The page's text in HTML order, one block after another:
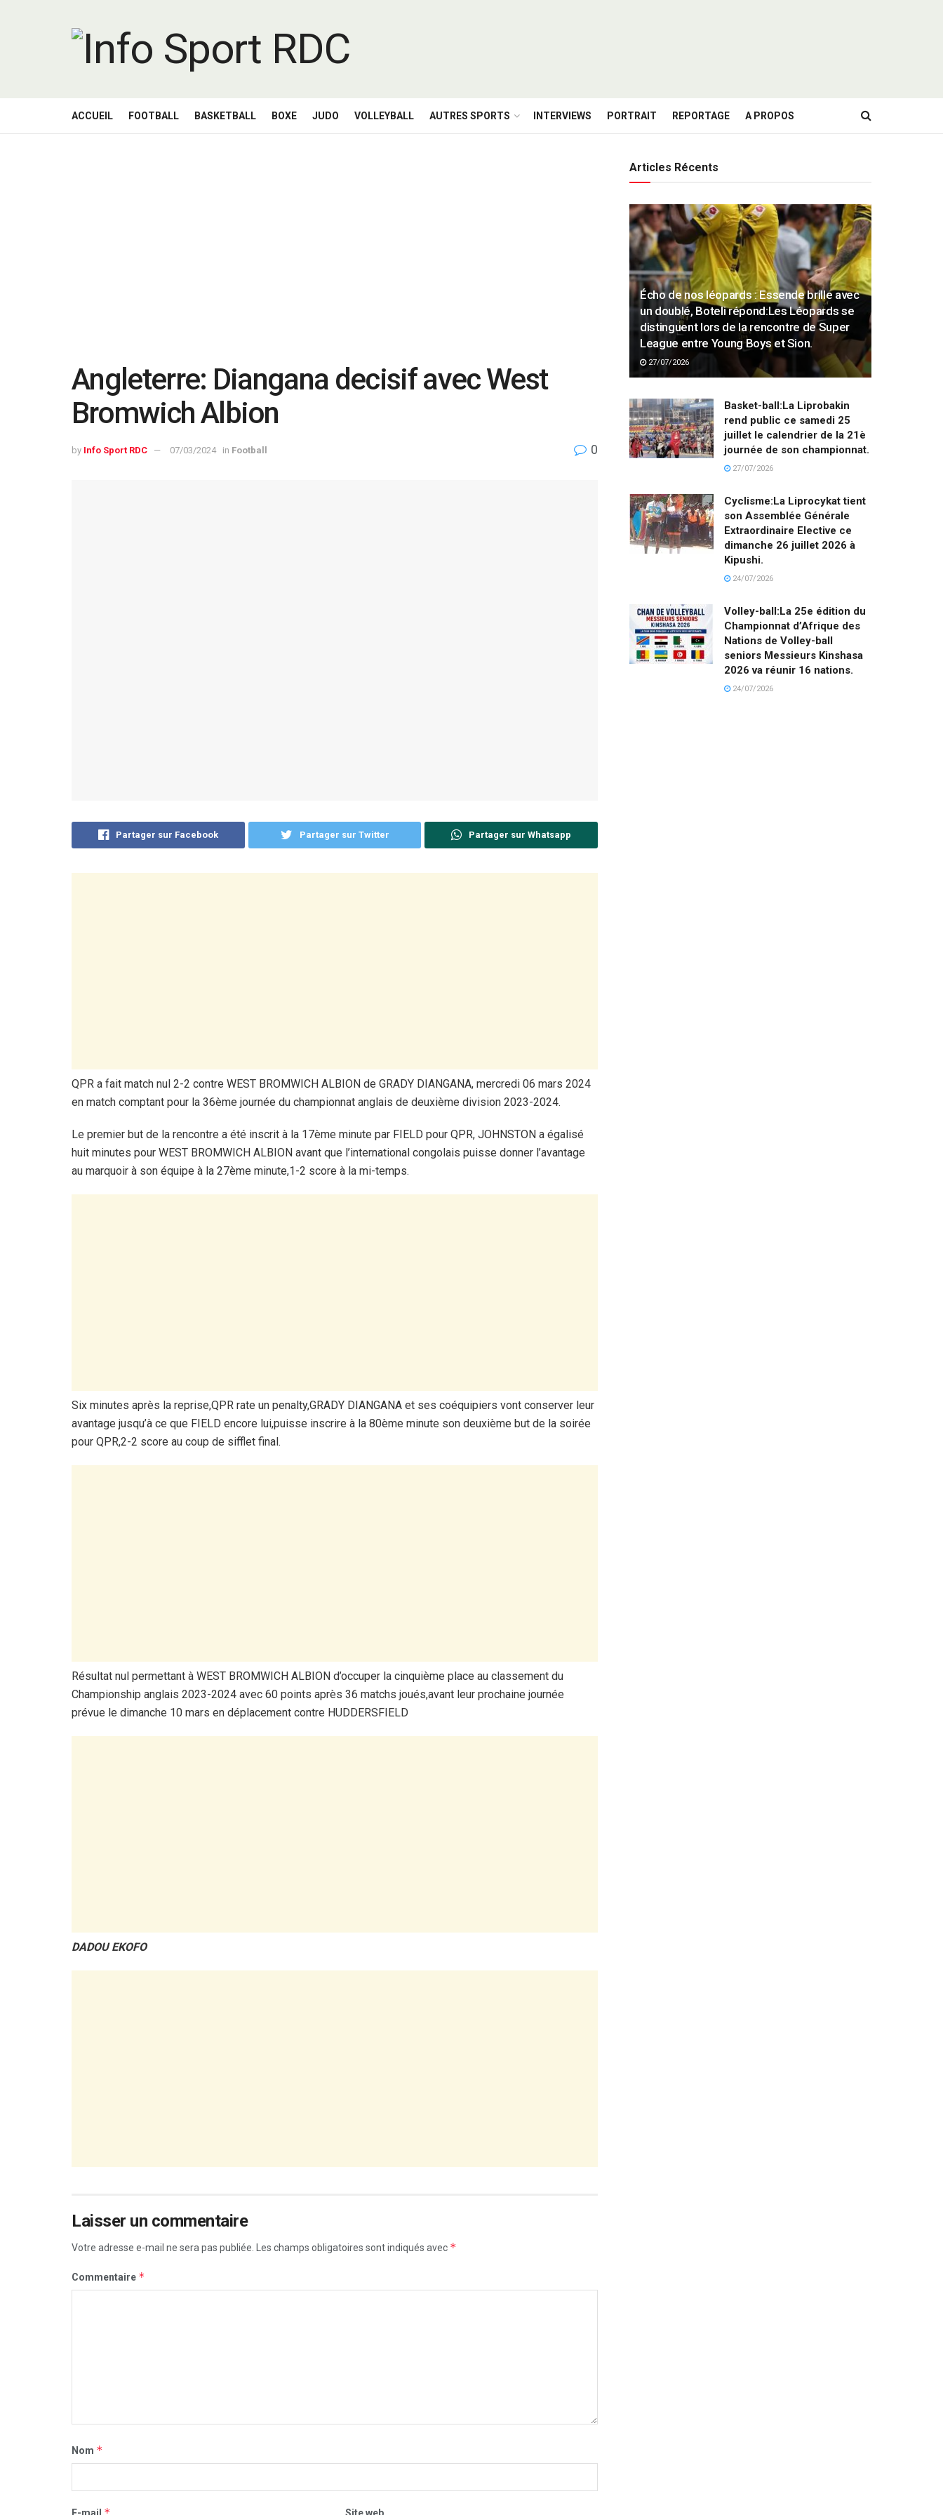
ACCUEIL FOOTBALL BASKETBALL BOXE JUDO VOLLEYBALL AUTRES SPORTS INTERVIEWS PORTRAIT REPORTAGE A PROPOS
Angleterre: Diangana decisif avec West
Bromwich Albion
by Info Sport RDC 07/03/2024 in Football 0
Partager sur Facebook Partager sur Twitter Partager sur Whatsapp
QPR a fait match nul 2-2 contre WEST BROMWICH ALBION de GRADY DIANGANA, mercredi 06 mars 2024
en match comptant pour la 36ème journée du championnat anglais de deuxième division 2023-2024.
Le premier but de la rencontre a été inscrit à la 17ème minute par FIELD pour QPR, JOHNSTON a égalisé
huit minutes pour WEST BROMWICH ALBION avant que l’international congolais puisse donner l’avantage
au marquoir à son équipe à la 27ème minute,1-2 score à la mi-temps.
Six minutes après la reprise,QPR rate un penalty,GRADY DIANGANA et ses coéquipiers vont conserver leur
avantage jusqu’à ce que FIELD encore lui,puisse inscrire à la 80ème minute son deuxième but de la soirée
pour QPR,2-2 score au coup de sifflet final.
Résultat nul permettant à WEST BROMWICH ALBION d’occuper la cinquième place au classement du
Championship anglais 2023-2024 avec 60 points après 36 matchs joués,avant leur prochaine journée
prévue le dimanche 10 mars en déplacement contre HUDDERSFIELD
DADOU EKOFO
Laisser un commentaire
Votre adresse e-mail ne sera pas publiée. Les champs obligatoires sont indiqués avec *
Commentaire *
Nom *
Articles Récents
Écho de nos léopards : Essende brille avec
un doublé, Boteli répond:Les Léopards se
distinguent lors de la rencontre de Super
League entre Young Boys et Sion.
27/07/2026
Basket-ball:La Liprobakin
rend public ce samedi 25
juillet le calendrier de la 21è
journée de son championnat.
27/07/2026
Cyclisme:La Liprocykat tient
son Assemblée Générale
Extraordinaire Elective ce
dimanche 26 juillet 2026 à
Kipushi.
24/07/2026
Volley-ball:La 25e édition du
Championnat d’Afrique des
Nations de Volley-ball
seniors Messieurs Kinshasa
2026 va réunir 16 nations.
24/07/2026